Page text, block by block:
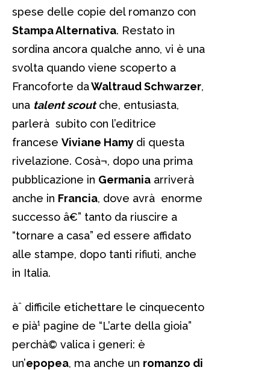
spese delle copie del romanzo con
Stampa Alternativa. Restato in
sordina ancora qualche anno, vi è una
svolta quando viene scoperto a
Francoforte daWaltraud Schwarzer,
una talent scoutche, entusiasta,
parlerà subito con l’editrice
francese Viviane Hamy di questa
rivelazione. Cosà¬, dopo una prima
pubblicazione in Germania arriverà
anche in Francia, dove avrà enorme
successo â€” tanto da riuscire a
“tornare a casa” ed essere affidato
alle stampe, dopo tanti rifiuti, anche
in Italia.
àˆ difficile etichettare le cinquecento
e pià¹ pagine de “L’arte della gioia”
perchà© valica i generi: è
un’epopea, ma anche un romanzo di